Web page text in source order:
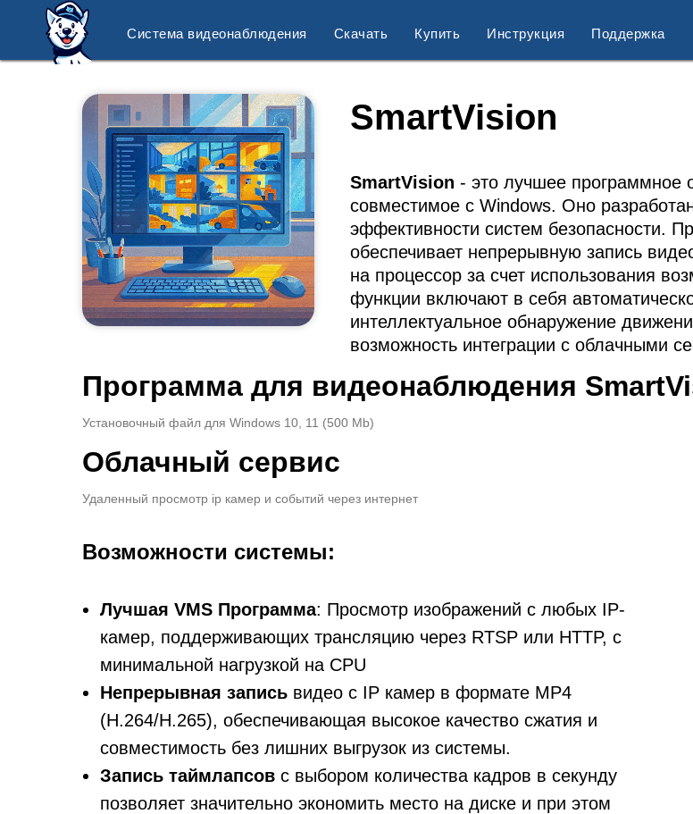
Система видеонаблюдения Скачать Купить Инструкция Поддержка
SmartVision
SmartVision - это лучшее программное
совместимое с Windows. Оно
эффективности систем безопасности.
обеспечивает непрерывную запись
на процессор за счет использования
функции включают в себя
интеллектуальное обнаружение
возможность интеграции с облачными
Программа для видеонаблюдения
Установочный файл для Windows 10, 11 (500 Mb)
Облачный сервис
Удаленный просмотр ip камер и событий через интернет
Возможности системы:
Лучшая VMS Программа: Просмотр изображений с любых IP-
камер, поддерживающих трансляцию через RTSP или HTTP, с
минимальной нагрузкой на CPU
Непрерывная запись видео с IP камер в формате MP4
(H.264/H.265), обеспечивающая высокое качество сжатия и
совместимость без лишних выгрузок из системы.
Запись таймлапсов с выбором количества кадров в секунду
позволяет значительно экономить место на диске и при этом